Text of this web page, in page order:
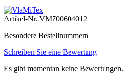
Artikel-Nr. VM700604012
Besondere Bestellnummern
Schreiben Sie eine Bewertung
Es gibt momentan keine Bewertungen.